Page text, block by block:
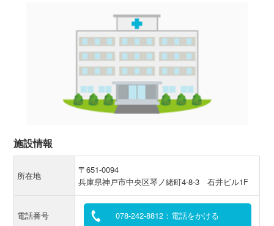
施設情報
所在地
〒651-0094
兵庫県神戸市中央区琴ノ緒町4-8-3 石井ビル1F
電話番号 078-242-8812：電話をかける